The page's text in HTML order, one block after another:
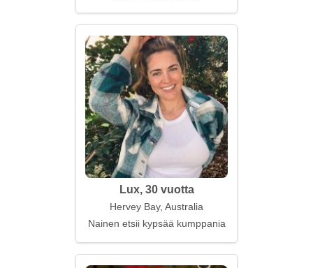
Lux, 30 vuotta
Hervey Bay, Australia
Nainen etsii kypsää kumppania